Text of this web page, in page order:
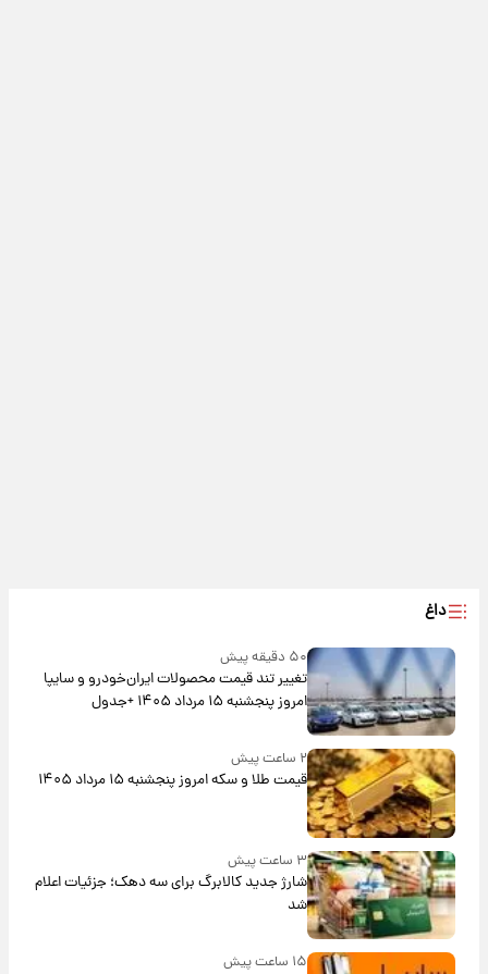
داغ
۵۰ دقیقه پیش
تغییر تند قیمت محصولات ایران‌خودرو و سایپا
امروز پنجشنبه ۱۵ مرداد ۱۴۰۵ +جدول
۲ ساعت پیش
قیمت طلا و سکه امروز پنجشنبه ۱۵ مرداد ۱۴۰۵
۳ ساعت پیش
شارژ جدید کالابرگ برای سه دهک؛ جزئیات اعلام
شد
۱۵ ساعت پیش